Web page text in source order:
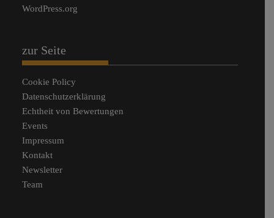
WordPress.org
zur Seite
Cookie Policy
Datenschutzerklärung
Echtheit von Bewertungen
Events
Impressum
Kontakt
Newsletter
Team